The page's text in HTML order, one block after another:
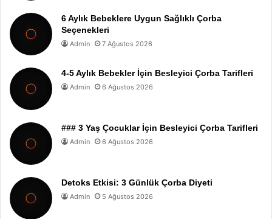
6 Aylık Bebeklere Uygun Sağlıklı Çorba
Seçenekleri
Admin 7 Ağustos 2026
4-5 Aylık Bebekler İçin Besleyici Çorba Tarifleri
Admin 6 Ağustos 2026
### 3 Yaş Çocuklar İçin Besleyici Çorba Tarifleri
Admin 6 Ağustos 2026
Detoks Etkisi: 3 Günlük Çorba Diyeti
Admin 5 Ağustos 2026